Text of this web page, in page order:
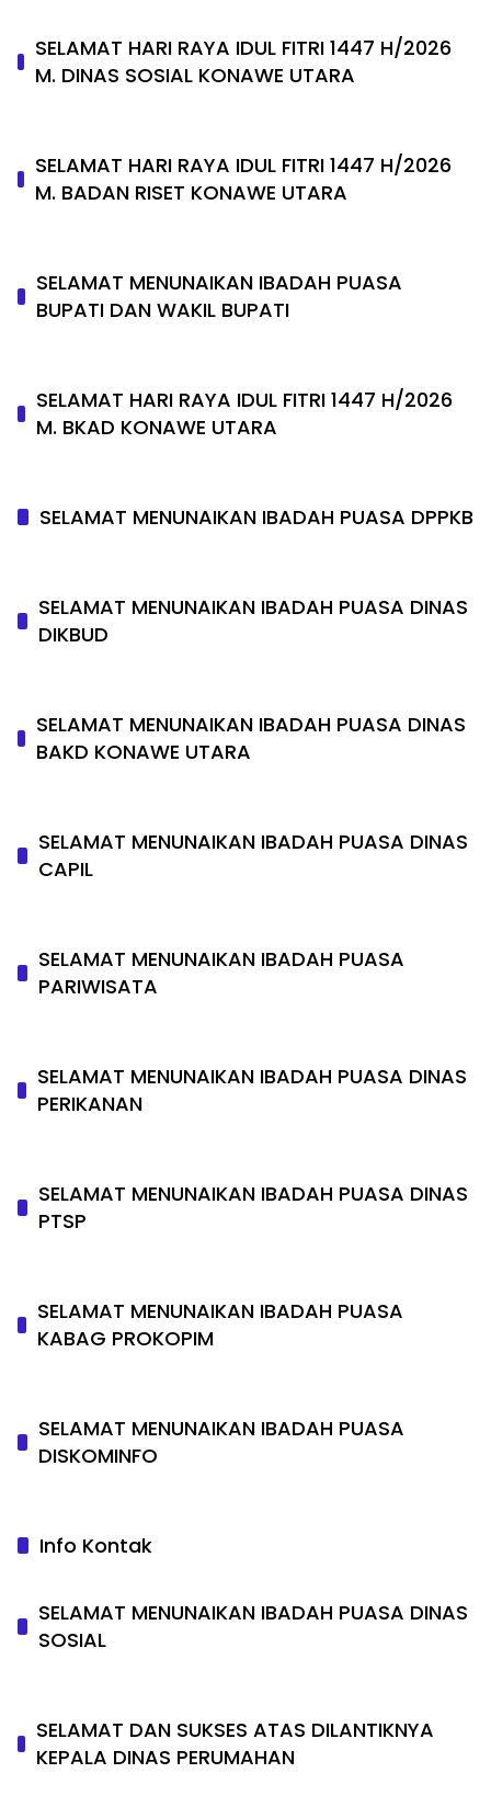
SELAMAT HARI RAYA IDUL FITRI 1447 H/2026
M. DINAS SOSIAL KONAWE UTARA
SELAMAT HARI RAYA IDUL FITRI 1447 H/2026
M. BADAN RISET KONAWE UTARA
SELAMAT MENUNAIKAN IBADAH PUASA
BUPATI DAN WAKIL BUPATI
SELAMAT HARI RAYA IDUL FITRI 1447 H/2026
M. BKAD KONAWE UTARA
SELAMAT MENUNAIKAN IBADAH PUASA DPPKB
SELAMAT MENUNAIKAN IBADAH PUASA DINAS
DIKBUD
SELAMAT MENUNAIKAN IBADAH PUASA DINAS
BAKD KONAWE UTARA
SELAMAT MENUNAIKAN IBADAH PUASA DINAS
CAPIL
SELAMAT MENUNAIKAN IBADAH PUASA
PARIWISATA
SELAMAT MENUNAIKAN IBADAH PUASA DINAS
PERIKANAN
SELAMAT MENUNAIKAN IBADAH PUASA DINAS
PTSP
SELAMAT MENUNAIKAN IBADAH PUASA
KABAG PROKOPIM
SELAMAT MENUNAIKAN IBADAH PUASA
DISKOMINFO
Info Kontak
SELAMAT MENUNAIKAN IBADAH PUASA DINAS
SOSIAL
SELAMAT DAN SUKSES ATAS DILANTIKNYA
KEPALA DINAS PERUMAHAN